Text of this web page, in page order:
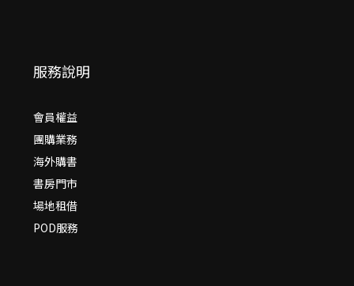
服務說明
會員權益
團購業務
海外購書
書房門市
場地租借
POD服務